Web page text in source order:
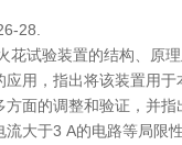
28.
花试验装置的结构、原
应用，指出将该装置用于
方面的调整和验证，并指
大于3 A的电路等局限性